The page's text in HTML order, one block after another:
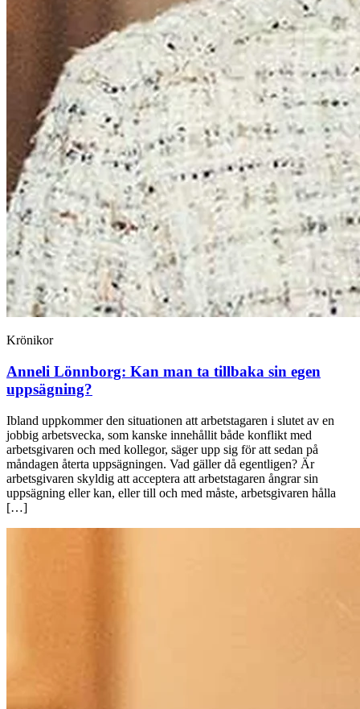
Krönikor
Anneli Lönnborg: Kan man ta tillbaka sin egen
uppsägning?
Ibland uppkommer den situationen att arbetstagaren i slutet av en
jobbig arbetsvecka, som kanske innehållit både konflikt med
arbetsgivaren och med kollegor, säger upp sig för att sedan på
måndagen återta uppsägningen. Vad gäller då egentligen? Är
arbetsgivaren skyldig att acceptera att arbetstagaren ångrar sin
uppsägning eller kan, eller till och med måste, arbetsgivaren hålla
[…]